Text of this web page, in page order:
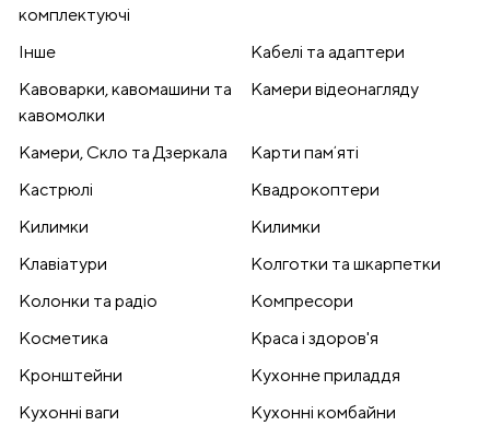
комплектуючі
Інше
Кабелі та адаптери
Кавоварки, кавомашини та
кавомолки
Камери відеонагляду
Камери, Скло та Дзеркала
Карти памʼяті
Кастрюлі
Квадрокоптери
Килимки
Килимки
Клавіатури
Колготки та шкарпетки
Колонки та радіо
Компресори
Косметика
Краса і здоров'я
Кронштейни
Кухонне приладдя
Кухонні ваги
Кухонні комбайни